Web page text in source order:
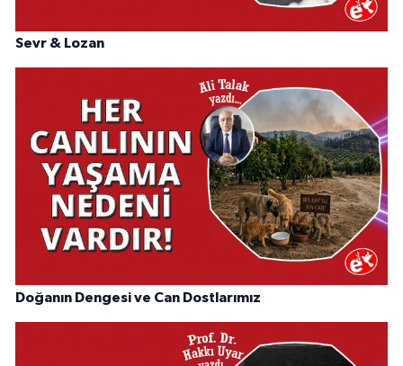
Sevr & Lozan
Doğanın Dengesi ve Can Dostlarımız